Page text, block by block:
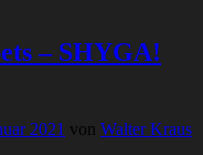
– SHYGA!
2021 von Walter Kraus